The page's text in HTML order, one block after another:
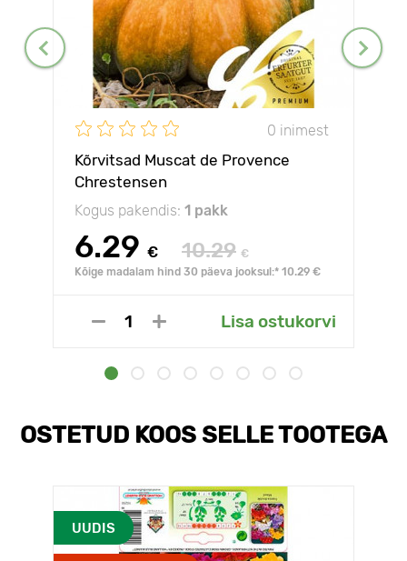
0 inimest
Kõrvitsad Muscat de Provence
Chrestensen
Kogus pakendis: 1 pakk
6.29 € 10.29 €
Kõige madalam hind 30 päeva jooksul:* 10.29 €
Lisa ostukorvi
OSTETUD KOOS SELLE TOOTEGA
UUDIS